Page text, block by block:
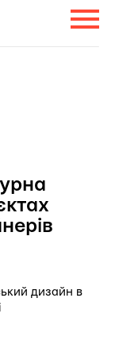
дизайн в